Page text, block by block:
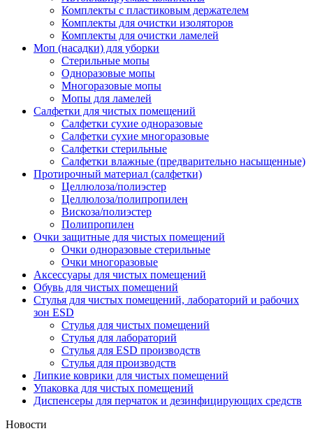
Комплекты с пластиковым держателем
Комплекты для очистки изоляторов
Комплекты для очистки ламелей
Моп (насадки) для уборки
Стерильные мопы
Одноразовые мопы
Многоразовые мопы
Мопы для ламелей
Салфетки для чистых помещений
Салфетки сухие одноразовые
Салфетки сухие многоразовые
Салфетки стерильные
Салфетки влажные (предварительно насыщенные)
Протирочный материал (салфетки)
Целлюлоза/полиэстер
Целлюлоза/полипропилен
Вискоза/полиэстер
Полипропилен
Очки защитные для чистых помещений
Очки одноразовые стерильные
Очки многоразовые
Аксессуары для чистых помещений
Обувь для чистых помещений
Стулья для чистых помещений, лабораторий и рабочих
зон ESD
Стулья для чистых помещений
Стулья для лабораторий
Стулья для ESD производств
Стулья для производств
Липкие коврики для чистых помещений
Упаковка для чистых помещений
Диспенсеры для перчаток и дезинфицирующих средств
Новости